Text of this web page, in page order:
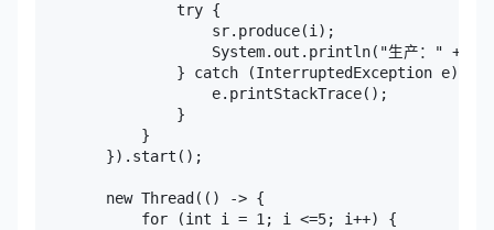
                try {
                    sr.produce(i);
System.out.println("生产：" +
                } catch (InterruptedException e) {
                    e.printStackTrace();
                }
            }
        }).start();
        new Thread(() -> {
            for (int i = 1; i <=5; i++) {